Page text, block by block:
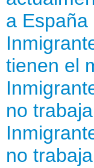
a
tienen el
no
no